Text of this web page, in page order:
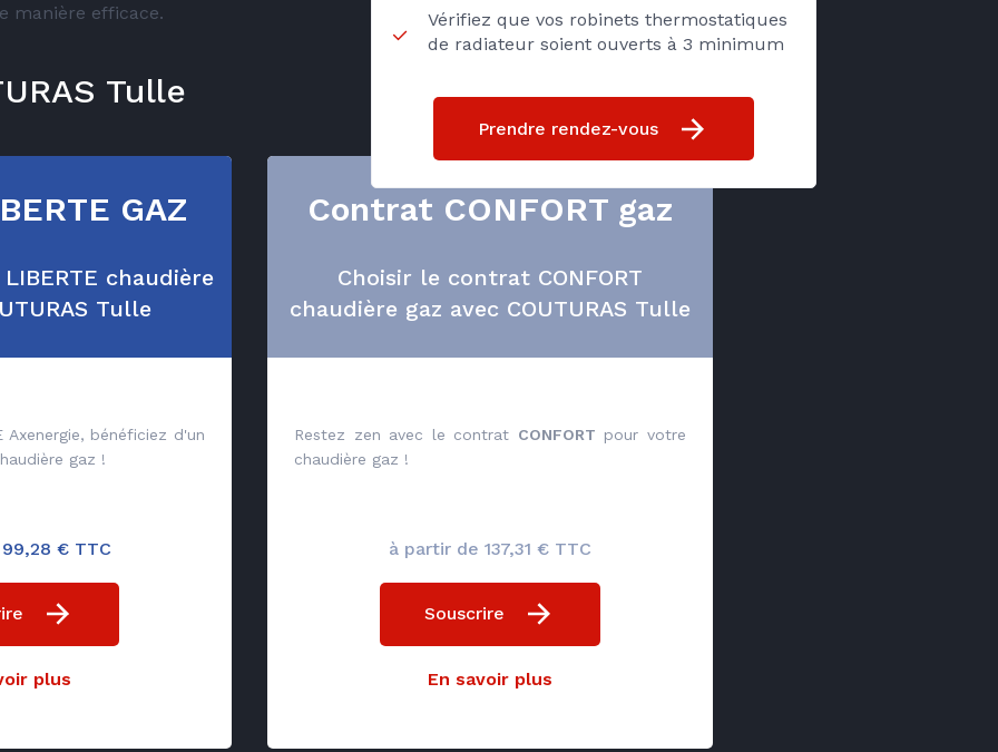
manière efficace.
Vérifiez que vos robinets thermostatiques
de radiateur soient ouverts à 3 minimum
Prendre rendez-vous
Tulle
GAZ
chaudière
Tulle
bénéficiez d'un
gaz !
€ TTC
plus
Contrat CONFORT gaz
Choisir le contrat CONFORT
chaudière gaz avec COUTURAS Tulle
Restez zen avec le contrat CONFORT pour votre
chaudière gaz !
à partir de 137,31 € TTC
Souscrire
En savoir plus